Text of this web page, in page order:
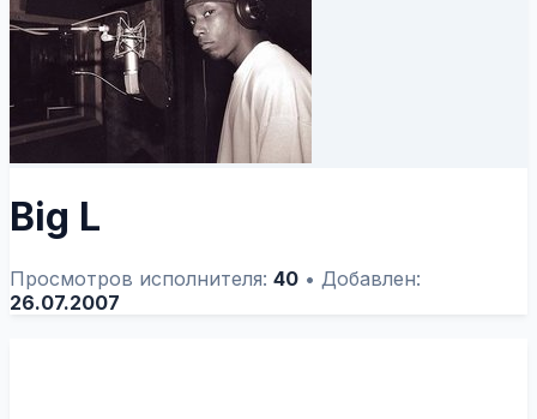
Big L
Просмотров исполнителя: 40 • Добавлен:
26.07.2007